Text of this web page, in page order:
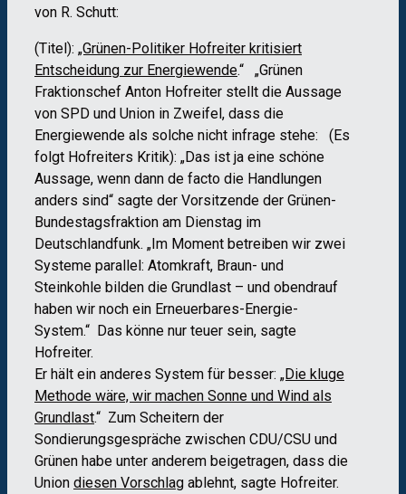
von R. Schutt:
(Titel): „Grünen-Politiker Hofreiter kritisiert
Entscheidung zur Energiewende.“ „Grünen
Fraktionschef Anton Hofreiter stellt die Aussage
von SPD und Union in Zweifel, dass die
Energiewende als solche nicht infrage stehe: (Es
folgt Hofreiters Kritik): „Das ist ja eine schöne
Aussage, wenn dann de facto die Handlungen
anders sind“ sagte der Vorsitzende der Grünen-
Bundestagsfraktion am Dienstag im
Deutschlandfunk. „Im Moment betreiben wir zwei
Systeme parallel: Atomkraft, Braun- und
Steinkohle bilden die Grundlast – und obendrauf
haben wir noch ein Erneuerbares-Energie-
System.“ Das könne nur teuer sein, sagte
Hofreiter.
Er hält ein anderes System für besser: „Die kluge
Methode wäre, wir machen Sonne und Wind als
Grundlast.“ Zum Scheitern der
Sondierungsgespräche zwischen CDU/CSU und
Grünen habe unter anderem beigetragen, dass die
Union diesen Vorschlag ablehnt, sagte Hofreiter.